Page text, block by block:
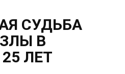
СУДЬБА
В
ЛЕТ